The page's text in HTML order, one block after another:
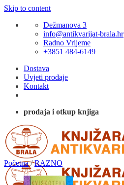
Skip to content
Dežmanova 3
info@antikvarijat-brala.hr
Radno Vrijeme
+3851 484-6149
Dostava
Uvjeti prodaje
Kontakt
prodaja i otkup knjiga
Početna / RAZNO